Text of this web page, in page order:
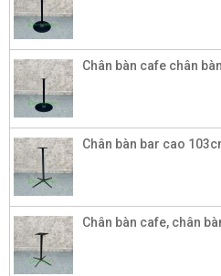
Chân bàn cafe chân
Chân bàn bar cao
Chân bàn cafe, chân